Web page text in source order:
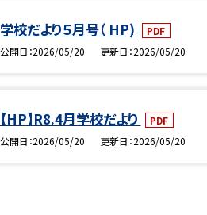
学校だより５月号（ HP)
PDF
公開日 2026/05/20 更新日 2026/05/20
【HP】R8.4月学校だより
PDF
公開日 2026/05/20 更新日 2026/05/20